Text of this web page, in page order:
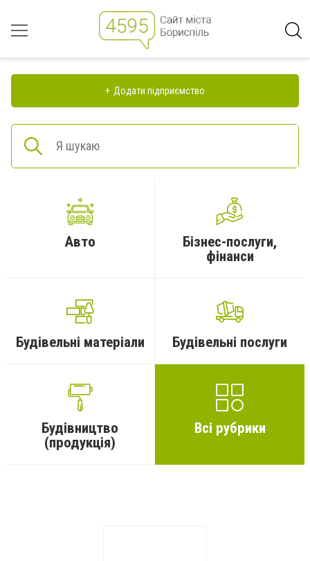
Додати підприємство
Авто
Бізнес-послуги,
фінанси
Будівельні матеріали Будівельні послуги
Будівництво
(продукція)
Всі рубрики